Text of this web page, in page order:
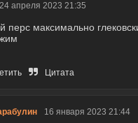
24 апреля 2023 21:35
перс максимально
Цитата
16 января 2023 21:44